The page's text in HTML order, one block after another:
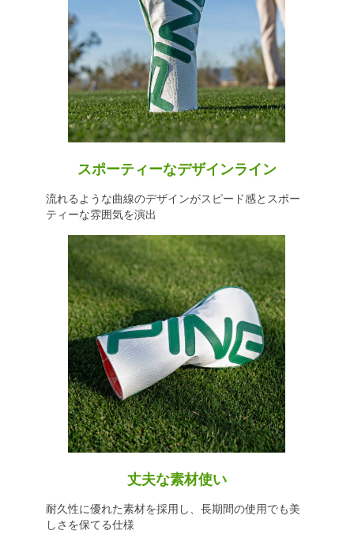
スポーティーなデザインライン
流れるような曲線のデザインがスピード感とスポー
ティーな雰囲気を演出
丈夫な素材使い
耐久性に優れた素材を採用し、長期間の使用でも美
しさを保てる仕様